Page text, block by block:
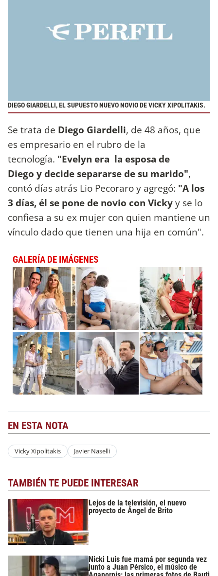
DIEGO GIARDELLI, EL SUPUESTO NUEVO NOVIO DE VICKY XIPOLITAKIS.
Se trata de Diego Giardelli, de 48 años, que
es empresario en el rubro de la
tecnología. "Evelyn era la esposa de
Diego y decide separarse de su marido",
contó días atrás Lio Pecoraroy agregó: "A los
3 días, él se pone de novio con Vickyy se lo
confiesa a su ex mujer con quien mantiene un
vínculo dado que tienen una hija en común".
GALERÍA DE IMÁGENES
EN ESTA NOTA
Vicky Xipolitakis Javier Naselli
TAMBIÉN TE PUEDE INTERESAR
Lejos de la televisión, el nuevo
proyecto de Ángel de Brito
Nicki Luis fue mamá por segunda vez
junto a Juan Pérsico, el músico de